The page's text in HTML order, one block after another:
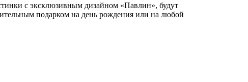
с эксклюзивным дизайном «Павлин», будут
подарком на день рождения или на любой